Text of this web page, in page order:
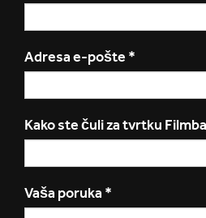
Adresa e-pošte *
Kako ste čuli za tvrtku
Vaša poruka *